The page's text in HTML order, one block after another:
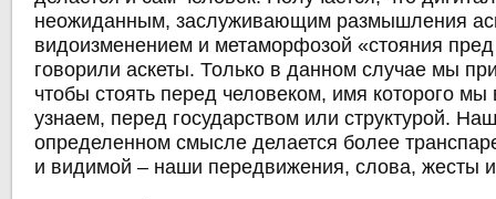
неожиданным, заслуживающим размышления
видоизменением и метаморфозой «стояния
говорили аскеты. Только в данном случае мы
чтобы стоять перед человеком, имя которого
узнаем, перед государством или структурой.
определенном смысле делается более
и видимой – наши передвижения, слова, жесты